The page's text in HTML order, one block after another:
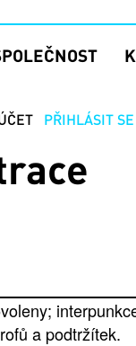
(AKTIVNÍ
PŘIHLÁSIT SE
a podtržítek.